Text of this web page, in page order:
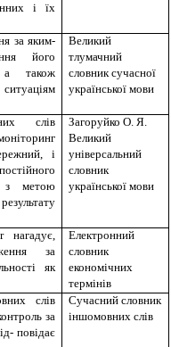
і їх
за яким-
його
а також
Великий
тлумачний
словник сучасної
української мови
слів
і
з метою
Загоруйко О. Я.
Великий
універсальний
словник
української мови
нагадує,
за
як
Електронний
словник
економiчних
термiнiв
слів
за
повідає
Сучасний словник
іншомовних слів